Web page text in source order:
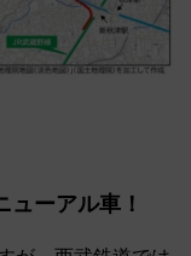
ーアル車！